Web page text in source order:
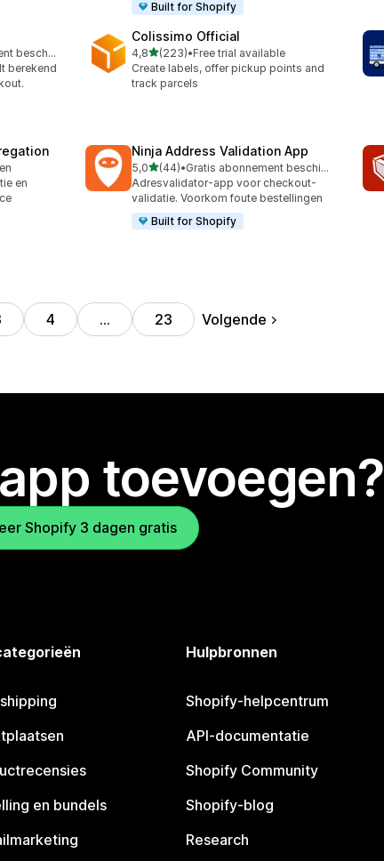
Built for Shopify
Gratis abonnement beschikbaar
berekend
Colissimo Official
4,8van 5 sterren
(223)
223 recensies in totaal
•Free trial available
Create labels, offer pickup points and
track parcels
en
Ninja Address Validation App
5,0van 5 sterren
(44)
44 recensies in totaal
•
Gratis abonnement beschikbaar
Adresvalidator-app voor checkout-
validatie. Voorkom foute bestellingen
Built for Shopify
4 … 23 Volgende
toevoegen?
Shopify 3 dagen gratis
en bundels
Hulpbronnen
Shopify-helpcentrum
API-documentatie
Shopify Community
Shopify-blog
Research